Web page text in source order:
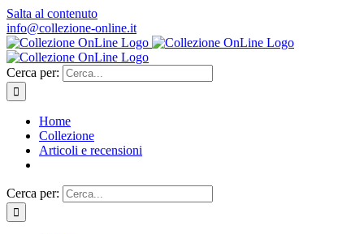
Salta al contenuto
info@collezione-online.it
Cerca per:
Home
Collezione
Articoli e recensioni
Cerca per: